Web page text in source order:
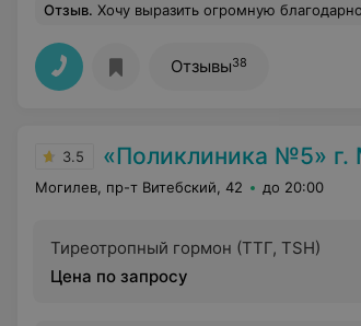
Отзыв. Хочу выразить огромную благодарность врачу-офтальмологу Наталье Михайловне и ее медсестре Татьяне Викторовне за их внимательность
Отзывы38
3.5 «Поликлиника №5» г.
Могилев, пр-т Витебский, 42 до 20:00
Тиреотропный гормон (ТТГ, TSH)
Цена по запросу